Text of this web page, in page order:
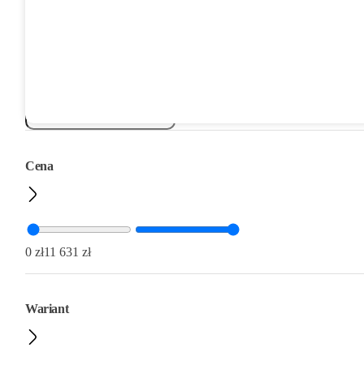
Cena
0 11 631
Wariant